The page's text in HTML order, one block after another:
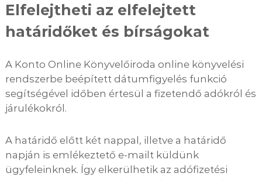
Elfelejtheti az elfelejtett
határidőket és bírságokat
A Konto Online Könyvelőiroda online könyvelési
rendszerbe beépített dátumfigyelés funkció
segítségével időben értesül a fizetendő adókról és
járulékokról.
A határidő előtt két nappal, illetve a határidő
napján is emlékeztető e-mailt küldünk
ügyfeleinknek. Így elkerülhetik az adófizetési